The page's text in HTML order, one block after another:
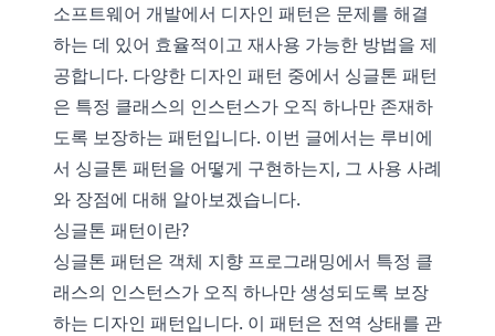
소프트웨어 개발에서 디자인 패턴은 문제를 해결
하는 데 있어 효율적이고 재사용 가능한 방법을 제
공합니다. 다양한 디자인 패턴 중에서 싱글톤 패턴
은 특정 클래스의 인스턴스가 오직 하나만 존재하
도록 보장하는 패턴입니다. 이번 글에서는 루비에
서 싱글톤 패턴을 어떻게 구현하는지, 그 사용 사례
와 장점에 대해 알아보겠습니다.
싱글톤 패턴이란?
싱글톤 패턴은 객체 지향 프로그래밍에서 특정 클
래스의 인스턴스가 오직 하나만 생성되도록 보장
하는 디자인 패턴입니다. 이 패턴은 전역 상태를 관